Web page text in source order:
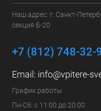
Наш адрес: г. Санкт-
секция Б-20
+7 (812) 748-32-
Email: info@vpitere-
График работы
Пн-Сб: с 11:00 до 20:00